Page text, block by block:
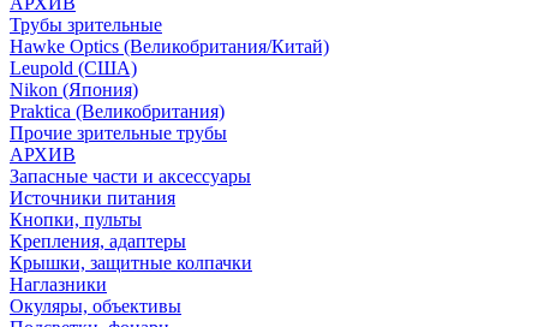
Трубы зрительные
Hawke Optics (Великобритания/Китай)
Leupold (США)
Nikon (Япония)
Praktica (Великобритания)
Прочие зрительные трубы
АРХИВ
Запасные части и аксессуары
Источники питания
Кнопки, пульты
Крепления, адаптеры
Крышки, защитные колпачки
Наглазники
Окуляры, объективы